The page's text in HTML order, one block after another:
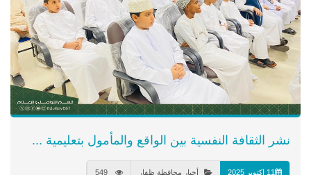
نشر الثقافة النفسية بين الواقع والمأمول بتعليمية ...
11 اكتوبر 2025 أخبار محافظة ظفار